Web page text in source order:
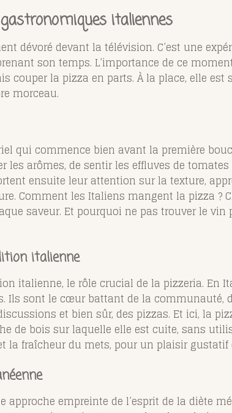
italiennes
dévoré devant la télévision. C’est une
son temps. L’importance de ce
la pizza en parts. À la place, elle est
morceau.
qui commence bien avant la première
les arômes, de sentir les effluves de
ensuite leur attention sur la texture,
Comment les Italiens mangent la pizza ?
saveur. Et pourquoi ne pas trouver le vin
italienne
italienne, le rôle crucial de la pizzeria. En
Ils sont le cœur battant de la communauté,
et bien sûr, des pizzas. Et ici, la
de bois sur laquelle elle est cuite, sans
la fraîcheur du mets, pour un plaisir
empreinte de l’esprit de la diète